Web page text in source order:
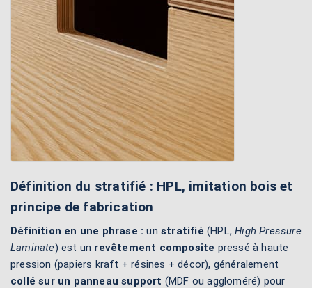
Définition du stratifié : HPL, imitation bois et
principe de fabrication
Définition en une phrase : unstratifié (HPL,High Pressure
Laminate) est un revêtement composite pressé à haute
pression (papiers kraft + résines + décor), généralement
collé sur un panneau support (MDF ou aggloméré) pour